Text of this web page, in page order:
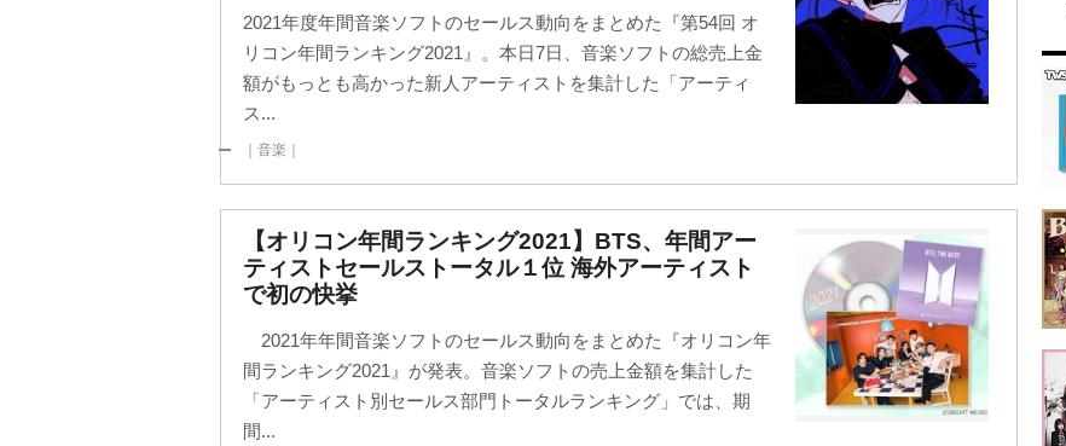
2021年度年間音楽ソフトのセールス動向をまとめた『第54回 オ
リコン年間ランキング2021』。本日7日、音楽ソフトの総売上金
額がもっとも高かった新人アーティストを集計した「アーティ
ス...
｜音楽｜
【オリコン年間ランキング2021】BTS、年間アー
ティストセールストータル１位 海外アーティスト
で初の快挙
2021年年間音楽ソフトのセールス動向をまとめた『オリコン年
間ランキング2021』が発表。音楽ソフトの売上金額を集計した
「アーティスト別セールス部門トータルランキング」では、期
間...